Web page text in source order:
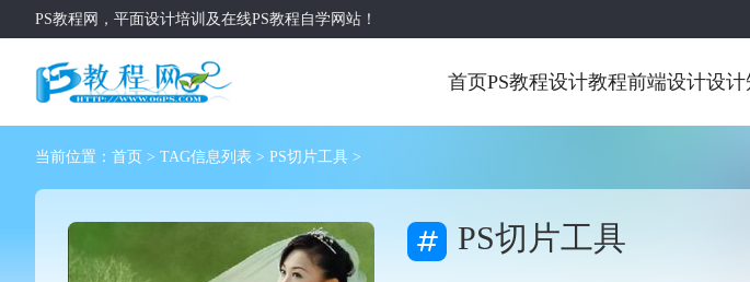
PS教程网，平面设计培训及在线PS教程自学网站！
首页PS教程设计教程前端设计设计
当前位置： 首页 > TAG信息列表 > PS切片工具 >
PS切片工具